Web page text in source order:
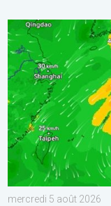
Le Japon prépare
mercredi 5 août 2026